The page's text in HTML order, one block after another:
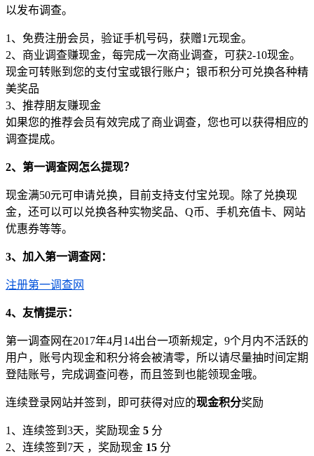
以发布调查。
1、免费注册会员，验证手机号码，获赠1元现金。
2、商业调查赚现金，每完成一次商业调查，可获2-10现金。
现金可转账到您的支付宝或银行账户；银币积分可兑换各种精
美奖品
3、推荐朋友赚现金
如果您的推荐会员有效完成了商业调查，您也可以获得相应的
调查提成。
2、第一调查网怎么提现？
现金满50元可申请兑换，目前支持支付宝兑现。除了兑换现
金，还可以可以兑换各种实物奖品、Q币、手机充值卡、网站
优惠券等等。
3、加入第一调查网：
注册第一调查网
4、友情提示：
第一调查网在2017年4月14出台一项新规定，9个月内不活跃的
用户，账号内现金和积分将会被清零，所以请尽量抽时间定期
登陆账号，完成调查问卷，而且签到也能领现金哦。
连续登录网站并签到，即可获得对应的现金积分奖励
1、连续签到3天，奖励现金 5 分
2、连续签到7天 ，奖励现金 15 分